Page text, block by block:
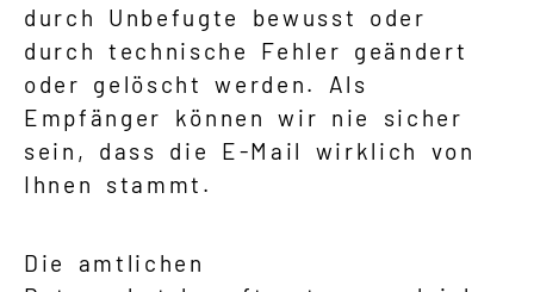
durch Unbefugte bewusst oder
durch technische Fehler geändert
oder gelöscht werden. Als
Empfänger können wir nie sicher
sein, dass die E-Mail wirklich von
Ihnen stammt.
Die amtlichen